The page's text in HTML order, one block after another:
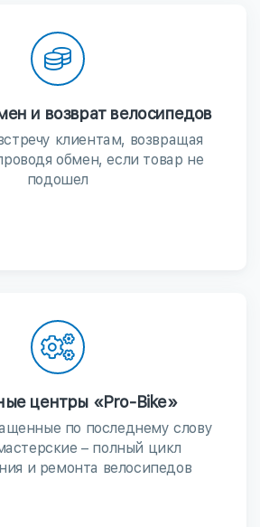
и возврат велосипедов
клиентам, возвращая
обмен, если товар не
подошел
центры «Pro-Bike»
по последнему слову
– полный цикл
и ремонта велосипедов